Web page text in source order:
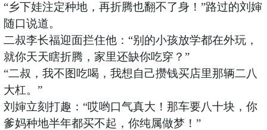
“乡下娃注定种地，再折腾也翻不了身！”路过的刘婶
随口说道。
二叔李长福迎面拦住他： “别的小孩放学都在外玩，
就你天天瞎折腾，家里还缺你吃穿？”
“二叔，我不图吃喝，我想自己攒钱买店里那辆二八
大杠。”
刘婶立刻打趣： “哎哟口气真大！那车要八十块，你
爹妈种地半年都买不起，你纯属做梦！”